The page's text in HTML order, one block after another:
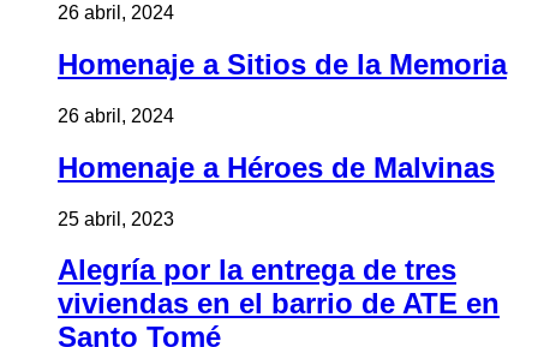
26 abril, 2024
Homenaje a Sitios de la Memoria
26 abril, 2024
Homenaje a Héroes de Malvinas
25 abril, 2023
Alegría por la entrega de tres
viviendas en el barrio de ATE en
Santo Tomé